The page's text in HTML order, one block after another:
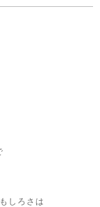
しろさは